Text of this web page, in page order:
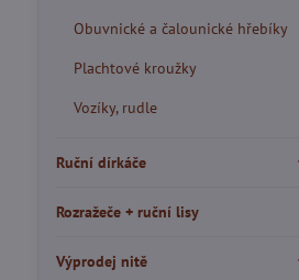
Obuvnické a čalounické hřebíky
Plachtové kroužky
Vozíky, rudle
Ruční dírkáče
Rozražeče + ruční lisy
Výprodej nitě